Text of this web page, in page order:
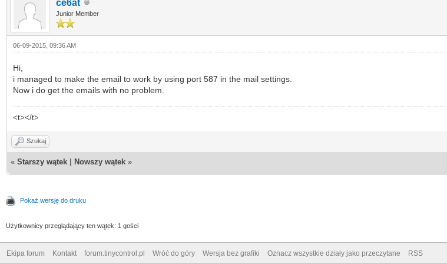
ce6at
Junior Member
06-09-2015, 09:36 AM
Hi,
i managed to make the email to work by using port 587 in the mail settings.
Now i do get the emails with no problem.
<t></t>
Szukaj
« Starszy wątek Nowszy wątek »
Pokaż wersję do druku
Użytkownicy przeglądający ten wątek: 1 gości
Ekipa forum Kontakt forum.tinycontrol.pl Wróć do góry Wersja bez grafiki Oznacz wszystkie działy jako przeczytane RSS